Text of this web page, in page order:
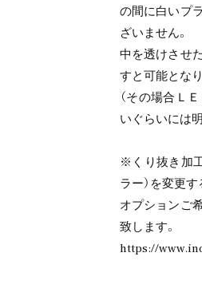
の間に白いプ
ざいません。
中を透けさせ
すと可能となり
（その場合Ｌ
いぐらいには
※くり抜き加
ラー）を変更す
オプションご
致します。
https://